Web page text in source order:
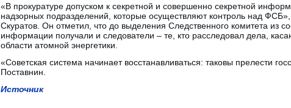
«В прокуратуре допуском к секретной и совершенно секретной
надзорных подразделений, которые осуществляют контроль над
Скуратов. Он отметил, что до выделения Следственного комитета из
информации получали и следователи – те, кто расследовал дела,
области атомной энергетики.
«Советская система начинает восстанавливаться: таковы прелести
Поставнин.
Источник